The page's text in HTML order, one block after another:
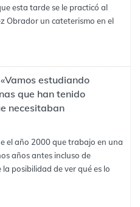
esta tarde se le practicó al
Obrador un cateterismo en el
estudiando
que han tenido
necesitaban
el año 2000 que trabajo en una
años antes incluso de
posibilidad de ver qué es lo